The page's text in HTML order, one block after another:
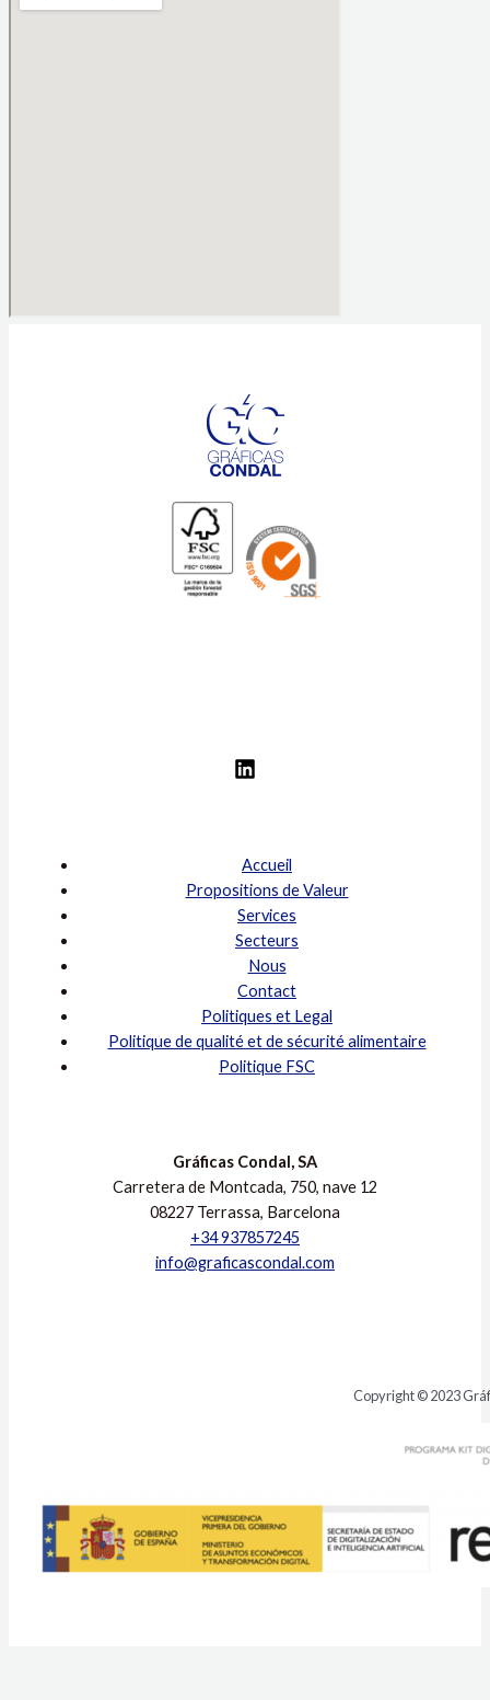
Accueil
Propositions de Valeur
Services
Secteurs
Nous
Contact
Politiques et Legal
Politique de qualité et de sécurité alimentaire
Politique FSC
Gráficas Condal, SA
Carretera de Montcada, 750, nave 12
08227 Terrassa, Barcelona
+34 937857245
info@graficascondal.com
Copyright © 2023